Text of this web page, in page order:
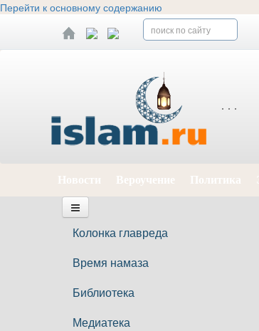
Перейти к основному содержанию
Новости Вероучение Политика
Колонка главреда
Время намаза
Библиотека
Медиатека